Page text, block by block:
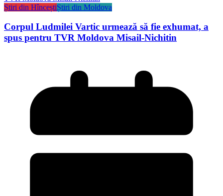
Știri din HînceștiȘtiri din Moldova
Corpul Ludmilei Vartic urmează să fie exhumat, a
spus pentru TVR Moldova Misail-Nichitin